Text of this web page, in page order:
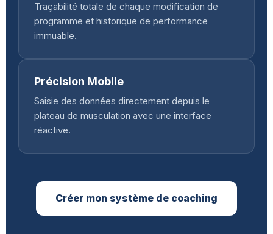
Traçabilité totale de chaque modification de
programme et historique de performance
immuable.
Précision Mobile
Saisie des données directement depuis le
plateau de musculation avec une interface
réactive.
Créer mon système de coaching